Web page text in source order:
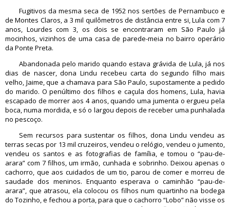
Fugitivos da mesma seca de 1952 nos sertões de Pernambuco e
de Montes Claros, a 3 mil quilômetros de distância entre si, Lula com 7
anos, Lourdes com 3, os dois se encontraram em São Paulo já
mocinhos, vizinhos de uma casa de parede-meia no bairro operário
da Ponte Preta.
Abandonada pelo marido quando estava grávida de Lula, já nos
dias de nascer, dona Lindu recebeu carta do segundo filho mais
velho, Jaime, que a chamava para São Paulo, supostamente a pedido
do marido. O penúltimo dos filhos e caçula dos homens, Lula, havia
escapado de morrer aos 4 anos, quando uma jumenta o ergueu pela
boca, numa mordida, e só o largou depois de receber uma punhalada
no pescoço.
Sem recursos para sustentar os filhos, dona Lindu vendeu as
terras secas por 13 mil cruzeiros, vendeu o relógio, vendeu o jumento,
vendeu os santos e as fotografias de família, e tomou o “pau-de-
arara” com 7 filhos, um irmão, cunhada e sobrinho. Deixou apenas o
cachorro, que aos cuidados de um tio, parou de comer e morreu de
saudade dos meninos. Enquanto esperava o caminhão “pau-de-
arara”, que atrasou, ela colocou os filhos num quartinho na bodega
do Tozinho, e fechou a porta, para que o cachorro “Lobo” não visse os